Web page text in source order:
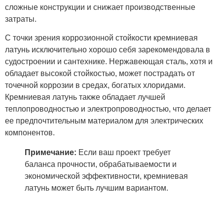
сложные конструкции и снижает производственные
затраты.
С точки зрения коррозионной стойкости кремниевая
латунь исключительно хорошо себя зарекомендовала в
судостроении и сантехнике. Нержавеющая сталь, хотя и
обладает высокой стойкостью, может пострадать от
точечной коррозии в средах, богатых хлоридами.
Кремниевая латунь также обладает лучшей
теплопроводностью и электропроводностью, что делает
ее предпочтительным материалом для электрических
компонентов.
Примечание: Если ваш проект требует
баланса прочности, обрабатываемости и
экономической эффективности, кремниевая
латунь может быть лучшим вариантом.